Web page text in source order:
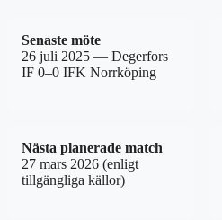
Senaste möte
26 juli 2025 — Degerfors
IF 0–0 IFK Norrköping
Nästa planerade match
27 mars 2026 (enligt
tillgängliga källor)